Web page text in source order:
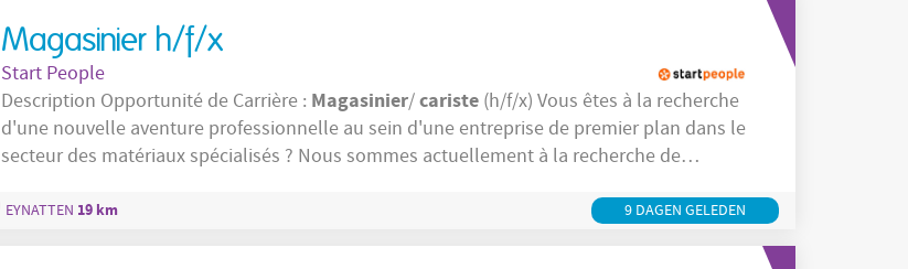
Magasinier h/f/x
Start People
Description Opportunité de Carrière : Magasinier/cariste(h/f/x) Vous êtes à la recherche
d'une nouvelle aventure professionnelle au sein d'une entreprise de premier plan dans le
secteur des matériaux spécialisés ? Nous sommes actuellement à la recherche de
et qui se
EYNATTEN 19 km 9 DAGEN GELEDEN